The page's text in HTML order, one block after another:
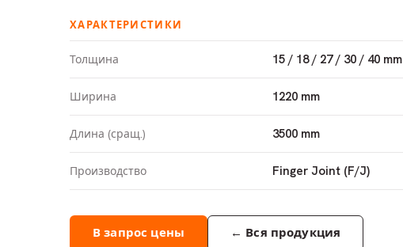
ХАРАКТЕРИСТИКИ
Толщина 15 / 18 / 27 / 30 / 40 mm
Ширина 1220 mm
Длина (сращ.) 3500 mm
Производство Finger Joint (F/J)
В запрос цены ← Вся продукция